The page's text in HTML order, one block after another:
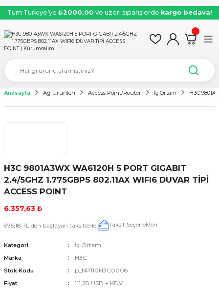
Tüm Türkiye’ye ₺2000,00 ve üzeri siparişlerde kargo bedava!
Anasayfa Ağ Ürünleri Access Point/Router İç Ortam H3C
H3C 9801A3WX WA6120H 5 PORT GIGABIT
2.4/5GHZ 1.775GBPS 802.11AX WIFI6 DUVAR TİPİ
ACCESS POINT
6.357,63 ₺
675,18 TL den başlayan taksitlerle! Taksit Seçenekleri
Kategori İç Ortam
Marka H3C
Stok Kodu p_NP110H3C0008
Fiyat 111,28 USD + KDV